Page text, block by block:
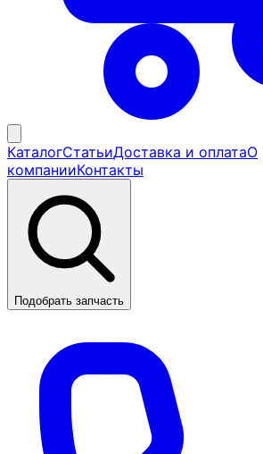
КаталогСтатьиДоставка и оплатаО
компанииКонтакты
Подобрать запчасть